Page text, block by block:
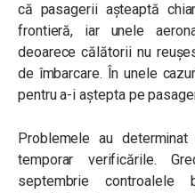
că pasagerii așteaptă
frontieră, iar unele
deoarece călătorii nu
de îmbarcare. În unele
pentru a-i aștepta pe
Problemele au
temporar verificările.
septembrie controalele